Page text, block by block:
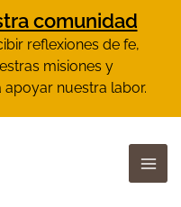
comunidad
reflexiones de fe,
misiones y
nuestra labor.